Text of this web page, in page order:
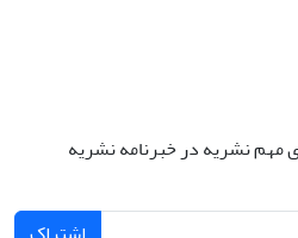
مهم نشریه در خبرنامه نشریه